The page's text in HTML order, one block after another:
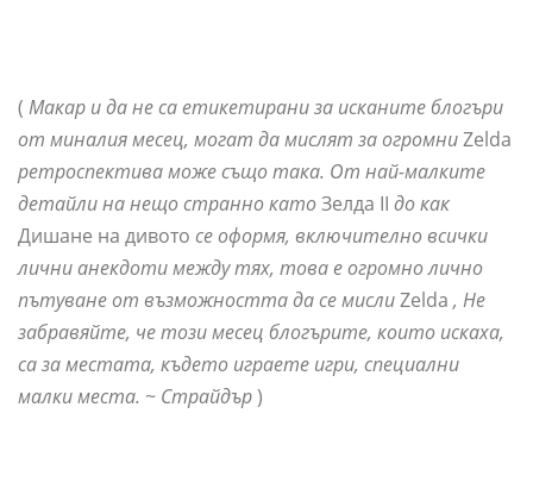
( Макар и да не са етикетирани за исканите блогъри
от миналия месец, могат да мислят за огромниZelda
ретроспектива може също така. От най-малките
детайли на нещо странно катоЗелда II до как
Дишане на дивото се оформя, включително всички
лични анекдоти между тях, това е огромно лично
пътуване от възможността да се мислиZelda , Не
забравяйте, че този месец блогърите, които искаха,
са за местата, където играете игри, специални
малки места. ~ Страйдър)